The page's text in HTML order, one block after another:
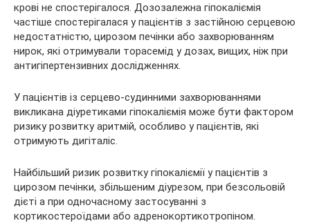
крові не спостерігалося. Дозозалежна гіпокаліємія
частіше спостерігалася у пацієнтів з застійною серцевою
недостатністю, цирозом печінки або захворюванням
нирок, які отримували торасемід у дозах, вищих, ніж при
антигіпертензивних дослідженнях.
У пацієнтів із серцево-судинними захворюваннями
викликана діуретиками гіпокаліємія може бути фактором
ризику розвитку аритмій, особливо у пацієнтів, які
отримують дигіталіс.
Найбільший ризик розвитку гіпокаліємії у пацієнтів з
цирозом печінки, збільшеним діурезом, при безсольовій
дієті а при одночасному застосуванні з
кортикостероїдами або адренокортикотропіном.